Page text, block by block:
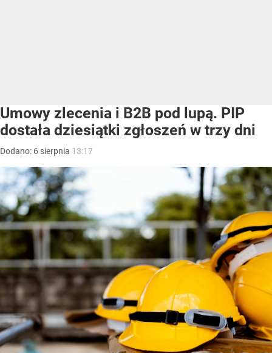
Umowy zlecenia i B2B pod lupą. PIP
dostała dziesiątki zgłoszeń w trzy dni
Dodano: 6 sierpnia 13:17